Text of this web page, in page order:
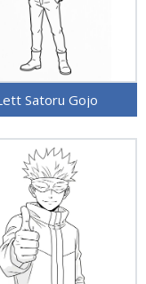
Satoru Gojo